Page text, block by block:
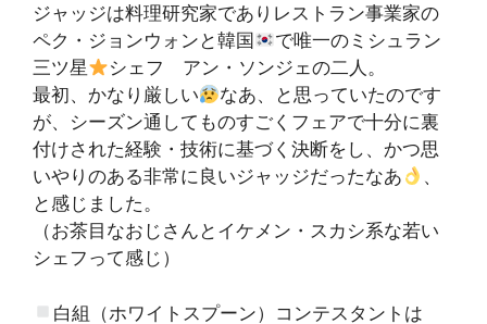
ジャッジは料理研究家でありレストラン事業家の
ペク・ジョンウォンと韓国
で唯一のミシュラン
三ツ星
シェフ アン・ソンジェの二人。
最初、かなり厳しい
なあ、と思っていたのです
が、シーズン通してものすごくフェアで十分に裏
付けされた経験・技術に基づく決断をし、かつ思
いやりのある非常に良いジャッジだったなあ
、
と感じました。
（お茶目なおじさんとイケメン・スカシ系な若い
シェフって感じ）
白組（ホワイトスプーン）コンテスタントは